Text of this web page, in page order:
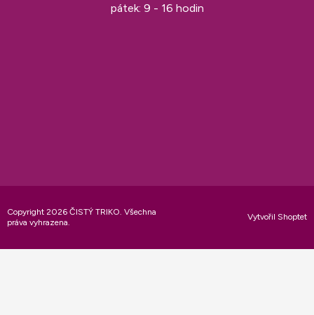
pátek: 9 - 16 hodin
Vytvořil Shoptet
Copyright 2026 ČISTÝ TRIKO . Všechna
práva vyhrazena.